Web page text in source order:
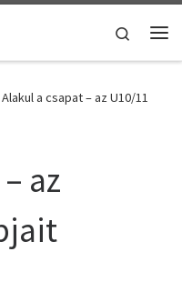
Search
Alakul a csapat – az U10/11
az